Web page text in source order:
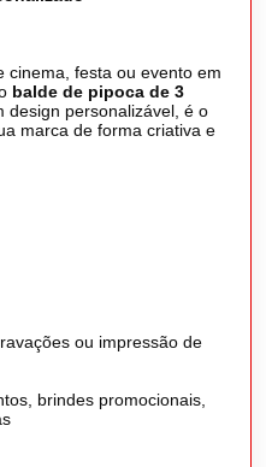
cinema, festa ou evento em
balde de pipoca de 3
design personalizável, é o
marca de forma criativa e
ou impressão de
brindes promocionais,